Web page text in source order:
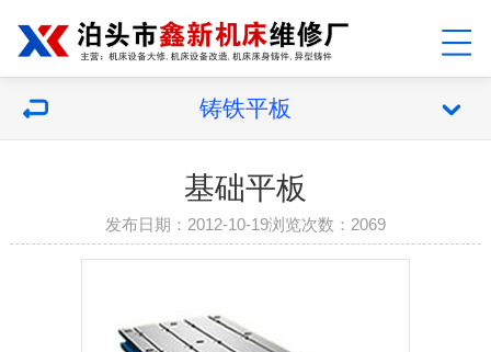
铸铁平板
基础平板
发布日期：2012-10-19浏览次数：2069